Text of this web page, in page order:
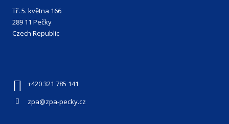
Tř. 5. května 166
289 11 Pečky
Czech Republic
+420 321 785 141
zpa@zpa-pecky.cz